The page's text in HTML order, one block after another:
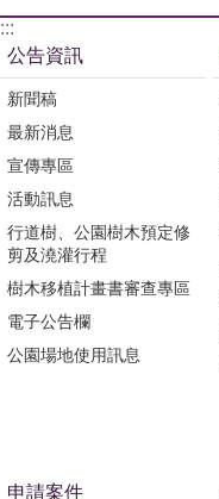
:::
公告資訊
新聞稿
最新消息
宣傳專區
活動訊息
行道樹、公園樹木預定修
剪及澆灌行程
樹木移植計畫書審查專區
電子公告欄
公園場地使用訊息
申請案件